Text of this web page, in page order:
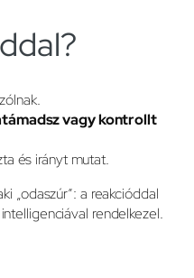
vagy kontrollt
és irányt mutat.
„odaszúr”: a reakcióddal
rendelkezel.